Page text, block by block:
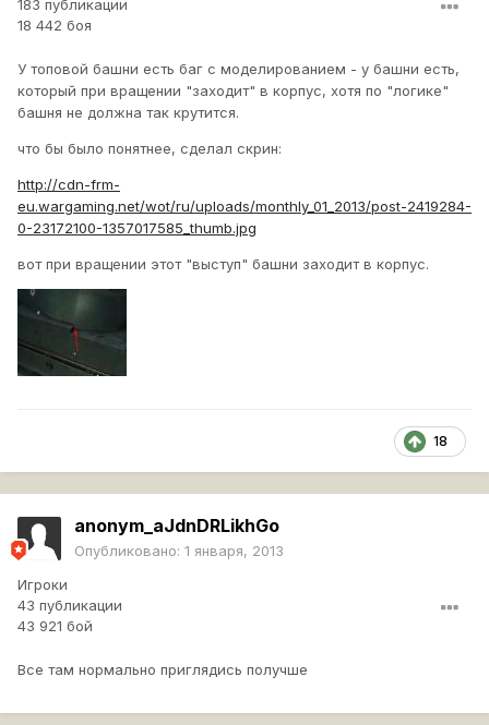
183 публикации
18 442 боя
У топовой башни есть баг с моделированием - у башни есть,
который при вращении "заходит" в корпус, хотя по "логике"
башня не должна так крутится.
что бы было понятнее, сделал скрин:
http://cdn-frm-
eu.wargaming.net/wot/ru/uploads/monthly_01_2013/post-2419284-
0-23172100-1357017585_thumb.jpg
вот при вращении этот "выступ" башни заходит в корпус.
18
anonym_aJdnDRLikhGo
Опубликовано: 1 января, 2013
Игроки
43 публикации
43 921 бой
Все там нормально приглядись получше